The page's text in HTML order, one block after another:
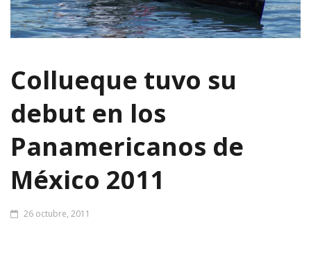
Collueque tuvo su
debut en los
Panamericanos de
México 2011
26 octubre, 2011